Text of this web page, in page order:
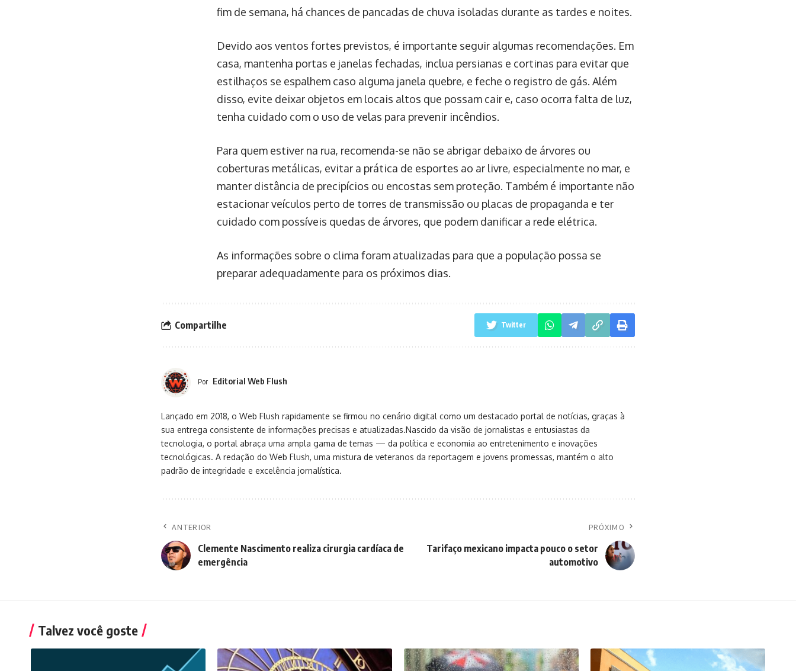
fim de semana, há chances de pancadas de chuva isoladas durante as tardes e noites.
Devido aos ventos fortes previstos, é importante seguir algumas recomendações. Em
casa, mantenha portas e janelas fechadas, inclua persianas e cortinas para evitar que
estilhaços se espalhem caso alguma janela quebre, e feche o registro de gás. Além
disso, evite deixar objetos em locais altos que possam cair e, caso ocorra falta de luz,
tenha cuidado com o uso de velas para prevenir incêndios.
Para quem estiver na rua, recomenda-se não se abrigar debaixo de árvores ou
coberturas metálicas, evitar a prática de esportes ao ar livre, especialmente no mar, e
manter distância de precipícios ou encostas sem proteção. Também é importante não
estacionar veículos perto de torres de transmissão ou placas de propaganda e ter
cuidado com possíveis quedas de árvores, que podem danificar a rede elétrica.
As informações sobre o clima foram atualizadas para que a população possa se
preparar adequadamente para os próximos dias.
Compartilhe Twitter
Por Editorial Web Flush
Lançado em 2018, o Web Flush rapidamente se firmou no cenário digital como um destacado portal de notícias, graças à
sua entrega consistente de informações precisas e atualizadas.Nascido da visão de jornalistas e entusiastas da
tecnologia, o portal abraça uma ampla gama de temas — da política e economia ao entretenimento e inovações
tecnológicas. A redação do Web Flush, uma mistura de veteranos da reportagem e jovens promessas, mantém o alto
padrão de integridade e excelência jornalística.
ANTERIOR
Clemente Nascimento realiza cirurgia cardíaca de
emergência
PRÓXIMO
Tarifaço mexicano impacta pouco o setor
automotivo
Talvez você goste